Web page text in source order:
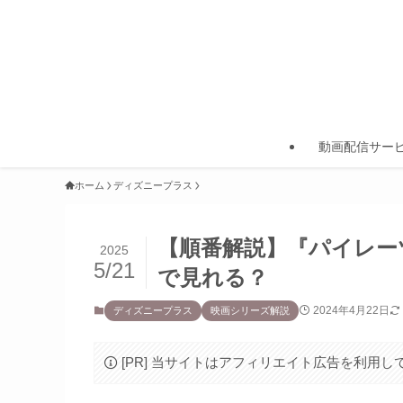
動画配信サー
ホーム ディズニープラス
【順番解説】『パイレ
で見れる？
2025
5/21
ディズニープラス 映画シリーズ解説 2024年4月22日
[PR] 当サイトはアフィリエイト広告を利用し